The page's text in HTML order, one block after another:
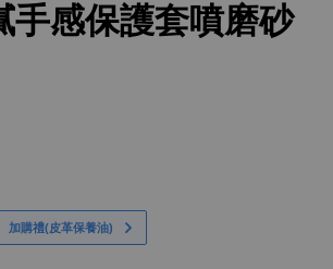
手感保護套噴磨砂
加購禮(皮革保養油)